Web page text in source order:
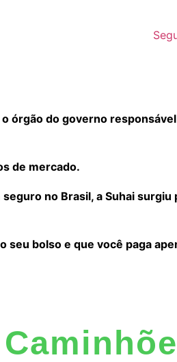
o órgão do governo
de mercado.
no Brasil, a Suhai surgiu
seu bolso e que você paga